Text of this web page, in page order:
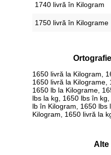
1740 livră în Kilogram
1750 livră în Kilograme
1650 livră la Kilogram,
1650 livră la Kilograme,
1650 lb la Kilograme,
lbs la kg, 1650 lbs în
lb în Kilogram, 1650 lbs
Kilogram, 1650 livră la
Alte